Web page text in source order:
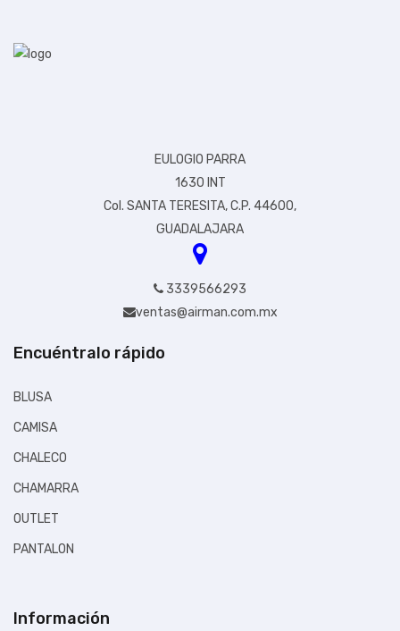
Envio Gratis
$829.01
EULOGIO PARRA
1630 INT
Col. SANTA TERESITA, C.P. 44600,
GUADALAJARA
3339566293
ventas@airman.com.mx
Encuéntralo rápido
BLUSA
CAMISA
CHALECO
CHAMARRA
OUTLET
PANTALON
POLAR FLEECE
Información